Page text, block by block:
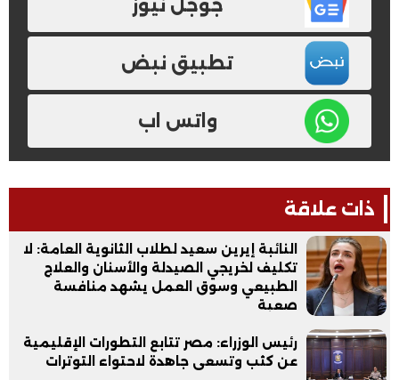
جوجل نيوز
تطبيق نبض
واتس اب
ذات علاقة
النائبة إيرين سعيد لطلاب الثانوية العامة: لا
تكليف لخريجي الصيدلة والأسنان والعلاج
الطبيعي وسوق العمل يشهد منافسة
صعبة
رئيس الوزراء: مصر تتابع التطورات الإقليمية
عن كثب وتسعى جاهدة لاحتواء التوترات